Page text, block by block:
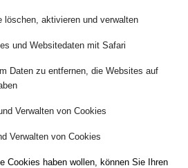
löschen, aktivieren und verwalten
und Websitedaten mit Safari
Daten zu entfernen, die Websites auf
Verwalten von Cookies
Verwalten von Cookies
Cookies haben wollen, können Sie Ihren